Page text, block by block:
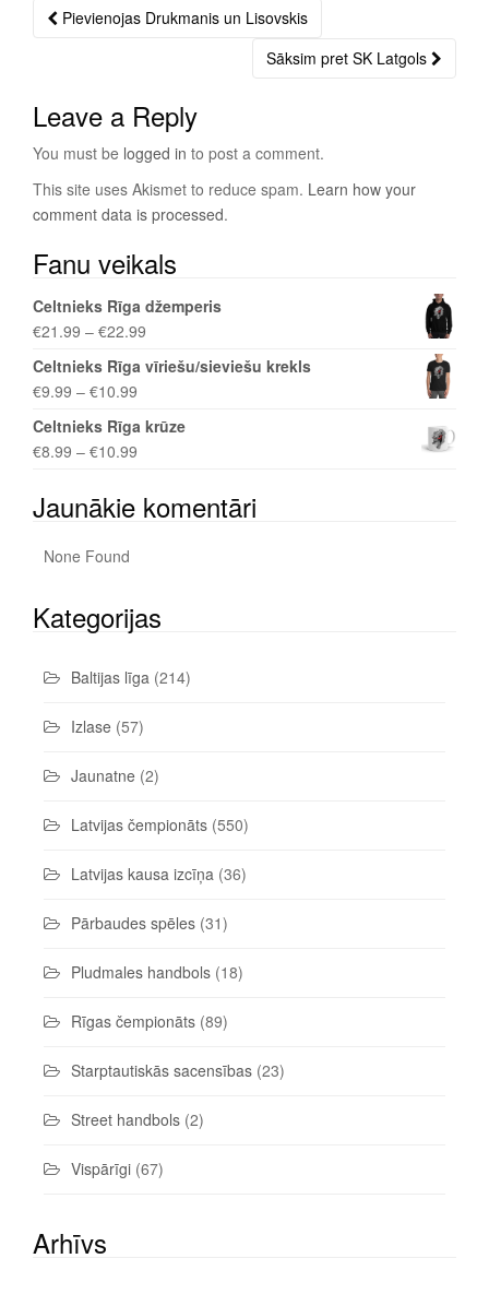
Post
Pievienojas Drukmanis un Lisovskis
Sāksim pret SK Latgols
Leave a Reply
You must be logged in to post a comment.
This site uses Akismet to reduce spam. Learn how your
comment data is processed.
Fanu veikals
Celtnieks Rīga džemperis
€21.99 – €22.99
Celtnieks Rīga vīriešu/sieviešu krekls
€9.99 – €10.99
Celtnieks Rīga krūze
€8.99 – €10.99
Jaunākie komentāri
None Found
Kategorijas
Baltijas līga (214)
Izlase (57)
Jaunatne (2)
Latvijas čempionāts (550)
Latvijas kausa izcīņa (36)
Pārbaudes spēles (31)
Pludmales handbols (18)
Rīgas čempionāts (89)
Starptautiskās sacensības (23)
Street handbols (2)
Vispārīgi (67)
Arhīvs